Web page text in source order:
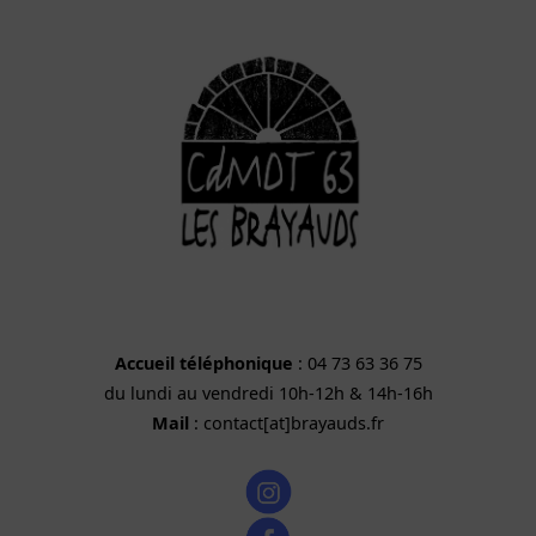
Accueil téléphonique : 04 73 63 36 75
du lundi au vendredi 10h-12h & 14h-16h
Mail : contact[at]brayauds.fr